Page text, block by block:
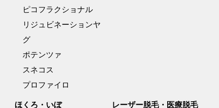
ピコフラクショナル
リジュビネーションヤ
グ
ポテンツァ
スネコス
プロファイロ
ほくろ・いぼ レーザー脱毛・医療脱毛